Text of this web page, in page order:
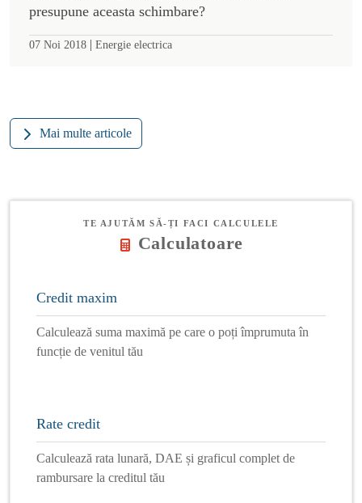
presupune aceasta schimbare?
07 Noi 2018 | Energie electrica
Mai multe articole
TE AJUTĂM SĂ-ȚI FACI CALCULELE
Calculatoare
Credit maxim
Calculează suma maximă pe care o poți împrumuta în
funcție de venitul tău
Rate credit
Calculează rata lunară, DAE și graficul complet de
rambursare la creditul tău